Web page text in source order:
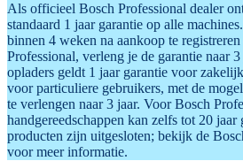
Als officieel Bosch Professional dealer
standaard 1 jaar garantie op alle
binnen 4 weken na aankoop te
Professional, verleng je de garantie naar 3
opladers geldt 1 jaar garantie voor
voor particuliere gebruikers, met de
te verlengen naar 3 jaar. Voor Bosch
handgereedschappen kan zelfs tot 20
producten zijn uitgesloten; bekijk de
voor meer informatie.